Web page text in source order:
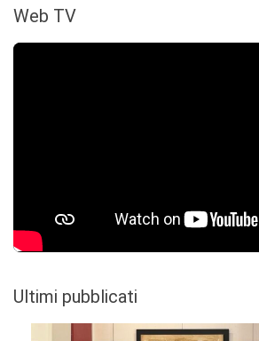
Web TV
Ultimi pubblicati